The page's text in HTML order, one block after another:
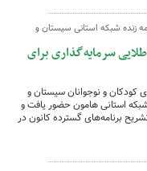
زنده شبکه استانی سیستان و
سرمایه‌گذاری برای
کودکان و نوجوانان سیستان و
استانی هامون حضور یافت و
برنامه‌های گسترده کانون در